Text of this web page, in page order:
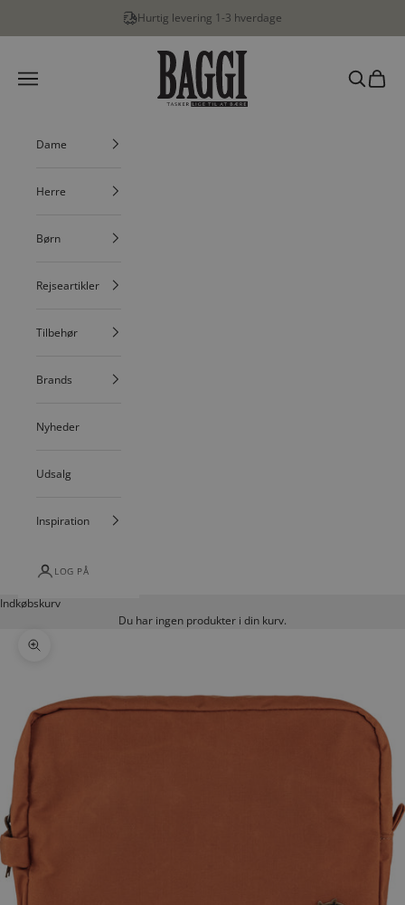
Hurtig levering 1-3 hverdage
BAGGI
Menu
Søg
Dame
Herre
Børn
Rejseartikler
Tilbehør
Brands
Nyheder
Udsalg
Inspiration
LOG PÅ
Indkøbskurv
Du har ingen produkter i din kurv.
Zoom